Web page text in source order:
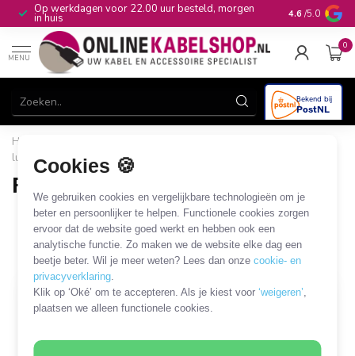
Cookies 🍪
We gebruiken cookies en vergelijkbare technologieën om je
beter en persoonlijker te helpen. Functionele cookies zorgen
ervoor dat de website goed werkt en hebben ook een
analytische functie. Zo maken we de website elke dag een
beetje beter. Wil je meer weten? Lees dan onzecookie- en
privacyverklaring.
Klik op ‘Oké’ om te accepteren. Als je kiest voor‘weigeren’,
plaatsen we alleen functionele cookies.
Op werkdagen voor 22.00 uur besteld, morgen
in huis 10+jaar
4.6 /5.0
MENU
0
Home
luidsprekerbeugels
/ Frame
Frame
3 PRODUCTEN
Filters SORTEER OP